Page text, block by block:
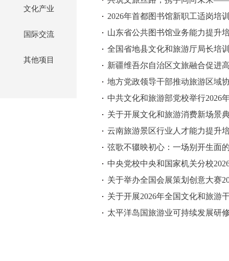
文化产业
国际交流
其他项目
2026年首都图书馆新职工适岗培
山东省公共图书馆业务能力提升
全国省地县文化和旅游厅局长培
新疆维吾尔自治区文旅融合促进
地方党政领导干部推动旅游区域
中共文化和旅游部党校举行2026
关于开展文化和旅游消费新场景
云南旅游景区行业人才能力提升
弦歌不辍映初心：一场别开生面
中央党校中央和国家机关分校
关于举办全国会展策划创意大赛
关于开展2026年全国文化和旅游
太平洋岛国旅游业可持续发展研